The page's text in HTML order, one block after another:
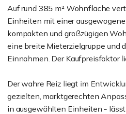
Auf rund 385 m² Wohnfläche
Einheiten mit einer
kompakten und großzügigen
eine breite Mieterzielgruppe und
Einnahmen. Der Kaufpreisfaktor
Der wahre Reiz liegt im
gezielten, marktgerechten
in ausgewählten Einheiten -